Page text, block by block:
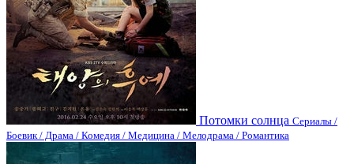
Потомки солнца Сериалы /
Боевик / Драма / Комедия / Медицина / Мелодрама / Романтика